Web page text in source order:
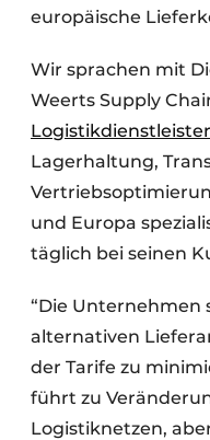
europäische
Wir sprachen mit
Weerts Supply
Logistikdienstleister
Lagerhaltung,
und Europa
täglich bei seinen
“Die Unternehmen
alternativen
der Tarife zu
führt zu
Logistiknetzen,